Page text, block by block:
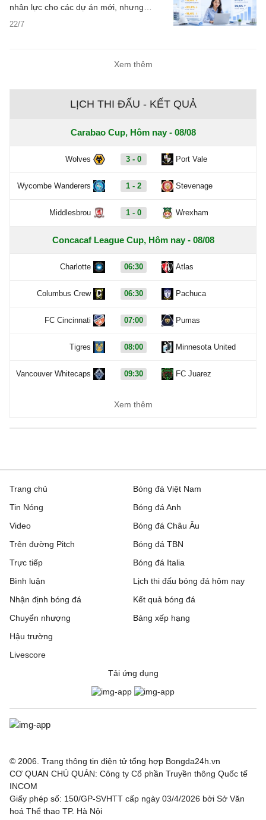
22/7
nhân lực cho các dự án mới, nhưng
lượng ứng viên quan tâm đến nhóm
dụng và nguồn nhân lực đang khiến bài
Xem thêm
LỊCH THI ĐẤU - KẾT QUẢ
Carabao Cup, Hôm nay - 08/08
Wolves 3 - 0 Port Vale
Wycombe Wanderers 1 - 2 Stevenage
Middlesbrou 1 - 0 Wrexham
Concacaf League Cup, Hôm nay - 08/08
Charlotte 06:30 Atlas
Columbus Crew 06:30 Pachuca
FC Cincinnati 07:00 Pumas
Tigres 08:00 Minnesota United
Vancouver Whitecaps 09:30 FC Juarez
Carabao Cup, Hôm nay - 08/08
21:00 Wigan Athletic
Bristol Rovers 21:00 Peterboroug United
Reading
Burnley 21:00 Notts County
Burton Albion
21:00
21:00
Derby County
Gillingham 21:00 Luton Town
Grimsby Town 21:00 Blackpool
Xem thêm
Trang chủ
Tin Nóng
Video
Trên đường Pitch
Trực tiếp
Bóng đá Việt Nam
Bóng đá Anh
Bóng đá Châu Âu
Bóng đá TBN
Bóng đá Italia
Bình luận
Nhận định bóng đá
Chuyển nhượng
Hậu trường
Livescore
Lịch thi đấu bóng đá hôm nay
Kết quả bóng đá
Bảng xếp hạng
Tải ứng dụng
© 2006. Trang thông tin điện tử tổng hợp Bongda24h.vn
CƠ QUAN CHỦ QUẢN: Công ty Cổ phần Truyền thông Quốc tế
INCOM
Giấy phép số: 150/GP-SVHTT cấp ngày 03/4/2026 bởi Sở Văn
hoá Thể thao TP. Hà Nội